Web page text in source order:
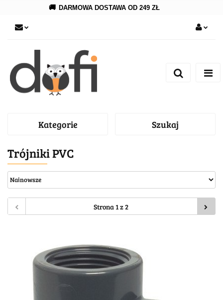
🚚 DARMOWA DOSTAWA OD 249 ZŁ
Zarejestruj się
Kategorie Szukaj
Trójniki PVC